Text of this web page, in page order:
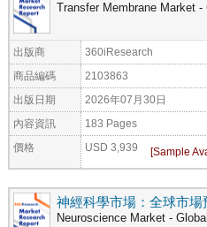
Transfer Membrane Market
出版商 360iResearch
商品編碼 2103863
出版日期 2026年07月30日
內容資訊 183 Pages
價格 USD 3,939
神經科學市場：全球市場
Neuroscience Market -